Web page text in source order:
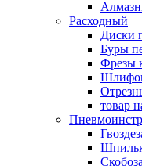
Расходный
Диски
Буры
Фрезы
товар